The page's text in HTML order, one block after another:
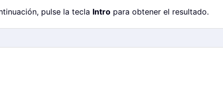
pulse la tecla Intro para obtener el resultado.